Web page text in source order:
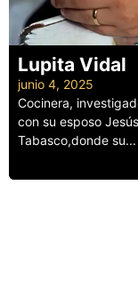
Lupita Vidal
junio 4, 2025
Cocinera,
con su esposo
Tabasco,donde su...